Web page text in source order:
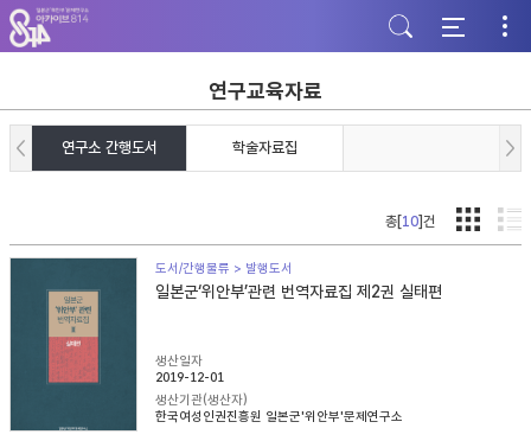
주
메
뉴
가
기
본
문
바
기
하
단
바
기
연구교육자료
연구소 간행도서 학술자료집
총[10]건
도서/간행물류 > 발행도서
일본군‘위안부’관련 번역자료집 제2권 실태편
생산일자
2019-12-01
생산기관(생산자)
한국여성인권진흥원 일본군'위안부'문제연구소